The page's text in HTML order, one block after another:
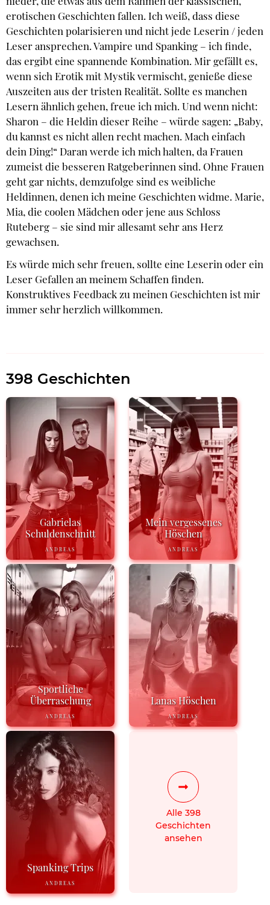
erotischen Geschichten fallen. Ich weiß, dass diese
Geschichten polarisieren und nicht jede Leserin / jeden
Leser ansprechen. Vampire und Spanking – ich finde,
das ergibt eine spannende Kombination. Mir gefällt es,
wenn sich Erotik mit Mystik vermischt, genieße diese
Auszeiten aus der tristen Realität. Sollte es manchen
Lesern ähnlich gehen, freue ich mich. Und wenn nicht:
Sharon – die Heldin dieser Reihe – würde sagen: „Baby,
du kannst es nicht allen recht machen. Mach einfach
dein Ding!“ Daran werde ich mich halten, da Frauen
zumeist die besseren Ratgeberinnen sind. Ohne Frauen
geht gar nichts, demzufolge sind es weibliche
Heldinnen, denen ich meine Geschichten widme. Marie,
Mia, die coolen Mädchen oder jene aus Schloss
Ruteberg – sie sind mir allesamt sehr ans Herz
gewachsen.
Es würde mich sehr freuen, sollte eine Leserin oder ein
Leser Gefallen an meinem Schaffen finden.
Konstruktives Feedback zu meinen Geschichten ist mir
immer sehr herzlich willkommen.
398 Geschichten
Gabrielas
Schuldenschnitt
ANDREAS
Mein vergessenes
Höschen
ANDREAS
Sportliche
Überraschung
ANDREAS
Lanas Höschen
ANDREAS
Spanking Trips
ANDREAS
Alle 398
Geschichten
ansehen